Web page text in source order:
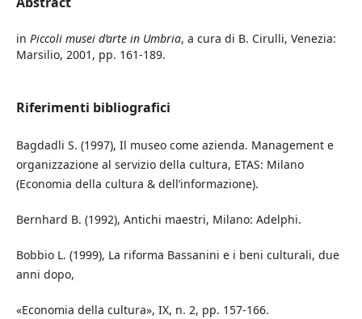
in Piccoli musei d’arte in Umbria, a cura di B. Cirulli, Venezia:
Marsilio, 2001, pp. 161-189.
Riferimenti bibliografici
Bagdadli S. (1997), Il museo come azienda. Management e
organizzazione al servizio della cultura, ETAS: Milano
(Economia della cultura & dell’informazione).
Bernhard B. (1992), Antichi maestri, Milano: Adelphi.
Bobbio L. (1999), La riforma Bassanini e i beni culturali, due
anni dopo,
«Economia della cultura», IX, n. 2, pp. 157-166.